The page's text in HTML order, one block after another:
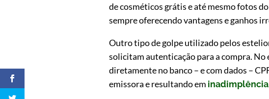
de cosméticos grátis e até mesmo fotos
sempre oferecendo vantagens e ganhos
Outro tipo de golpe utilizado pelos
solicitam autenticação para a compra.
diretamente no banco – e com dados –
emissora e resultando em inadimplência